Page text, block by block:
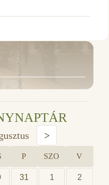
>
P SZO V
31 1 2